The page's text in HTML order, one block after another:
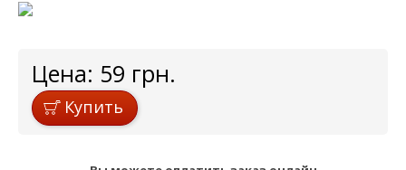
Цена: 59 грн.
Купить